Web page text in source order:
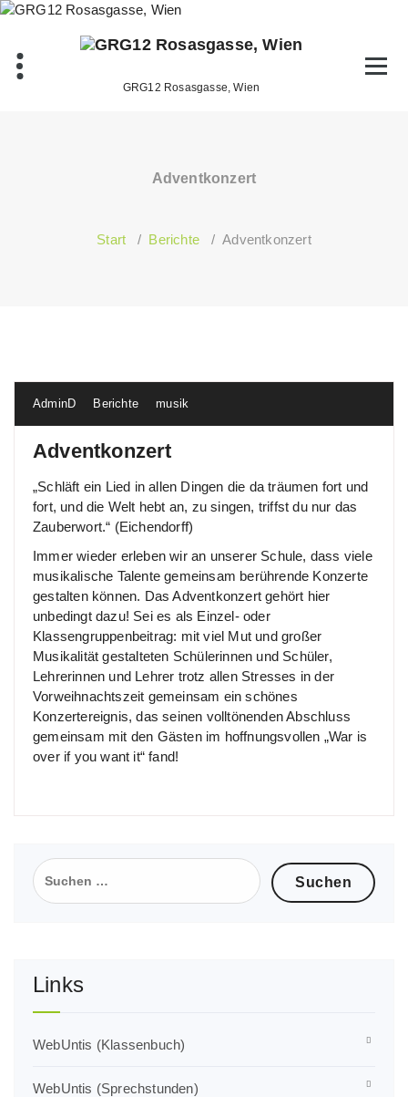
Zum
GRG12 Rosasgasse, Wien
Adventkonzert
Start / Berichte/Adventkonzert
AdminD Berichte musik
Adventkonzert
„Schläft ein Lied in allen Dingen die da träumen fort und
fort, und die Welt hebt an, zu singen, triffst du nur das
Zauberwort.“ (Eichendorff)
Immer wieder erleben wir an unserer Schule, dass viele
musikalische Talente gemeinsam berührende Konzerte
gestalten können. Das Adventkonzert gehört hier
unbedingt dazu! Sei es als Einzel- oder
Klassengruppenbeitrag: mit viel Mut und großer
Musikalität gestalteten Schülerinnen und Schüler,
Lehrerinnen und Lehrer trotz allen Stresses in der
Vorweihnachtszeit gemeinsam ein schönes
Konzertereignis, das seinen volltönenden Abschluss
gemeinsam mit den Gästen im hoffnungsvollen „War is
over if you want it“ fand!
Suchen
nach:
Links
WebUntis (Klassenbuch)
WebUntis (Sprechstunden)